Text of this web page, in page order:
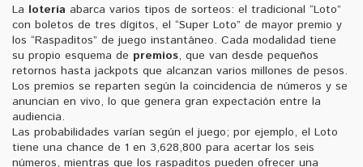
La lotería abarca varios tipos de sorteos: el tradicional “Loto”
con boletos de tres dígitos, el “Super Loto” de mayor premio y
los “Raspaditos” de juego instantáneo. Cada modalidad tiene
su propio esquema de premios, que van desde pequeños
retornos hasta jackpots que alcanzan varios millones de pesos.
Los premios se reparten según la coincidencia de números y se
anuncian en vivo, lo que genera gran expectación entre la
audiencia.
Las probabilidades varían según el juego; por ejemplo, el Loto
tiene una chance de 1 en 3,628,800 para acertar los seis
números, mientras que los raspaditos pueden ofrecer una